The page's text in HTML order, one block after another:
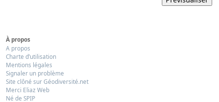
À propos
A propos
Charte d’utilisation
Mentions légales
Signaler un problème
Site clôné sur Géodiversité.net
Merci Eliaz Web
Né de SPIP